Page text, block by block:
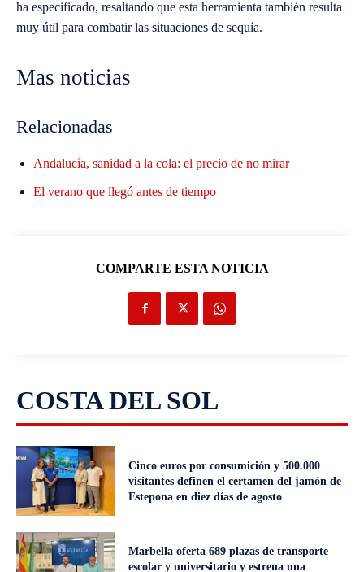
ha especificado, resaltando que esta herramienta también resulta
muy útil para combatir las situaciones de sequía.
Mas noticias
Relacionadas
Andalucía, sanidad a la cola: el precio de no mirar
El verano que llegó antes de tiempo
COMPARTE ESTA NOTICIA
COSTA DEL SOL
Cinco euros por consumición y 500.000
visitantes definen el certamen del jamón de
Estepona en diez días de agosto
Marbella oferta 689 plazas de transporte
escolar y universitario y estrena una